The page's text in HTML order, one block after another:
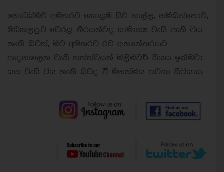
ගොඩබිමට අමතරව කොළඹ සිට ගාල්ල, හම්බන්තොට,
මඩකලපුව වෙරළ තීරයන්ටද සාමාන්‍ය වැසි ඇති විය
හැකි බවත්, මීට අමතරව රට අභ්‍යන්තරයට
ඇදහැලෙන වැසි තත්ත්වයන් මිලිමීටර් සියය ඉක්මවා
යන වැසි විය හැකි බවද ඒ මහත්මිය පවසා සිටියාය.